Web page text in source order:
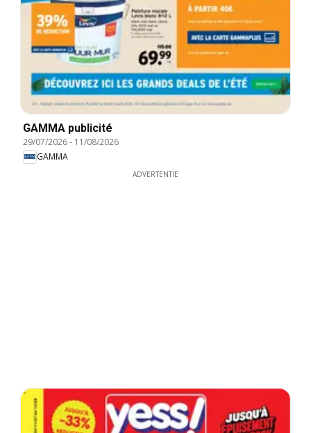
GAMMA publicité
29/07/2026- 11/08/2026
GAMMA
ADVERTENTIE